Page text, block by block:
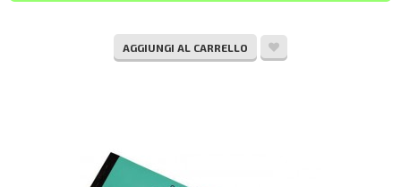
AGGIUNGI AL CARRELLO